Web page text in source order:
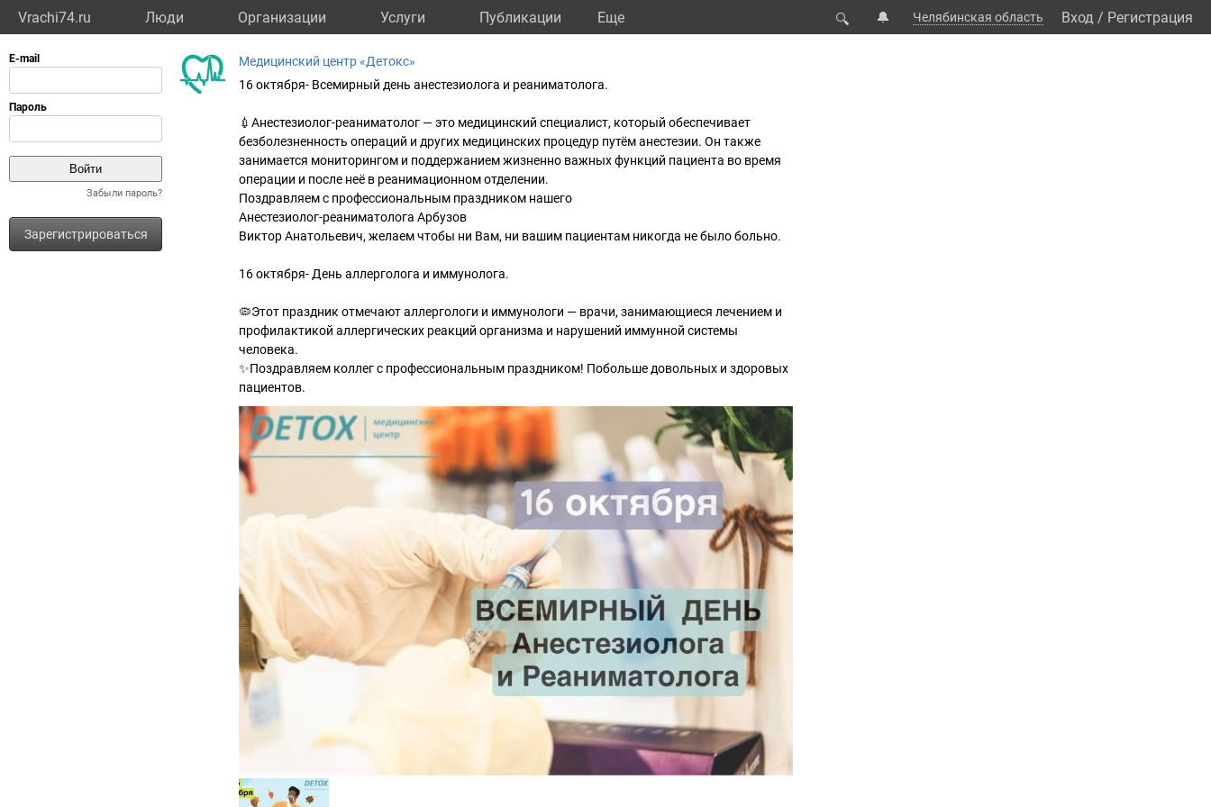
Vrachi74.ru Люди Организации Услуги Публикации Eще 🔍 🔔 Челябинская область Вход / Регистрация
Забыли пароль?
Зарегистрироваться
Медицинский центр «Детокс»
16 октября- Всемирный день анестезиолога и реаниматолога.
💉Анестезиолог-реаниматолог — это медицинский специалист, который обеспечивает
безболезненность операций и других медицинских процедур путём анестезии. Он также
занимается мониторингом и поддержанием жизненно важных функций пациента во время
операции и после неё в реанимационном отделении.
Поздравляем с профессиональным праздником нашего
Анестезиолог-реаниматолога Арбузов
Виктор Анатольевич, желаем чтобы ни Вам, ни вашим пациентам никогда не было больно.
16 октября- День аллерголога и иммунолога.
🦠Этот праздник отмечают аллергологи и иммунологи — врачи, занимающиеся лечением и
профилактикой аллергических реакций организма и нарушений иммунной системы
человека.
✨Поздравляем коллег с профессиональным праздником! Побольше довольных и здоровых
пациентов.